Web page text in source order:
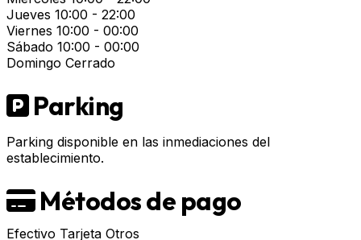
Jueves 10:00 - 22:00
Viernes 10:00 - 00:00
Sábado 10:00 - 00:00
Domingo Cerrado
Parking
Parking disponible en las inmediaciones del
establecimiento.
Métodos de pago
Efectivo Tarjeta Otros